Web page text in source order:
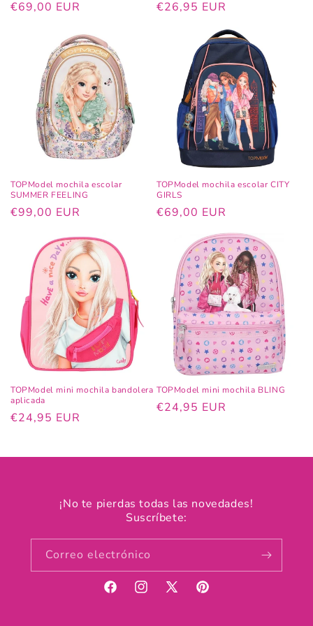
Precio
€69,00 EUR
Precio
€26,95 EUR
TOPModel mochila escolar
SUMMER FEELING
Precio
€99,00 EUR
TOPModel mochila escolar CITY
GIRLS
Precio
€69,00 EUR
TOPModel mini mochila bandolera
aplicada
Precio
€24,95 EUR
TOPModel mini mochila BLING
Precio
€24,95 EUR
¡No te pierdas todas las novedades!
Suscríbete:
Correo electrónico
FacebookInstagram
X
Pinterest